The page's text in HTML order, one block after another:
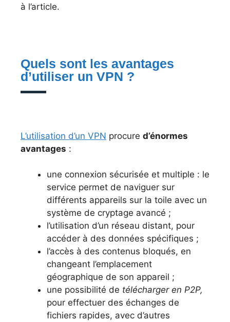
à l’article.
Quels sont les avantages
d’utiliser un VPN ?
L’utilisation d’un VPN procure d’énormes
avantages :
une connexion sécurisée et multiple : le
service permet de naviguer sur
différents appareils sur la toile avec un
système de cryptage avancé ;
l’utilisation d’un réseau distant, pour
accéder à des données spécifiques ;
l’accès à des contenus bloqués, en
changeant l’emplacement
géographique de son appareil ;
une possibilité de télécharger en P2P,
pour effectuer des échanges de
fichiers rapides, avec d’autres